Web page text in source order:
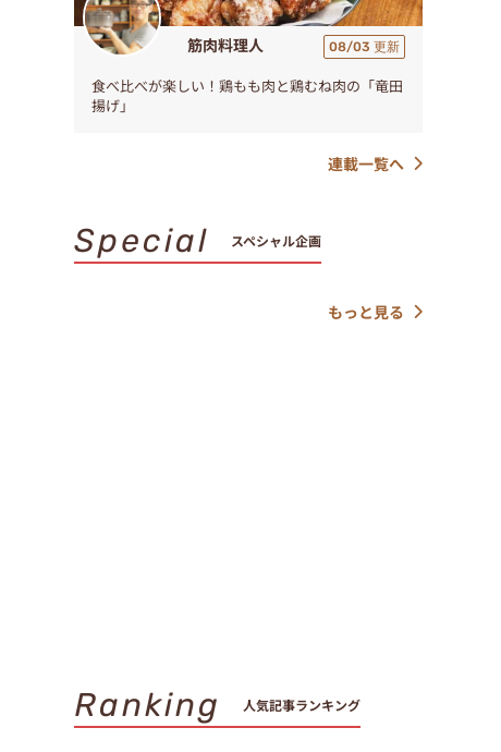
筋肉料理人 08/03 更新
食べ比べが楽しい！鶏もも肉と鶏むね肉の「竜田
揚げ」
連載一覧へ
Special スペシャル企画
もっと見る
Ranking 人気記事ランキング